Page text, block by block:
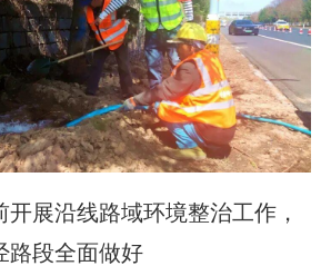
开展沿线路域环境整治工作，
路段全面做好